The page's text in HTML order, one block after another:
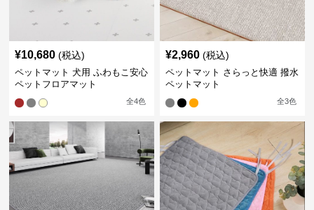
¥10,680 (税込)
ペットマット 犬用 ふわもこ安心
ペットフロアマット
全4色
¥2,960 (税込)
ペットマット さらっと快適 撥水
ペットマット
全3色